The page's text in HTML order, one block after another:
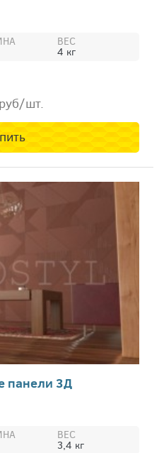
ВЕС
4 кг
руб/шт.
панели 3Д
ВЕС
3,4 кг